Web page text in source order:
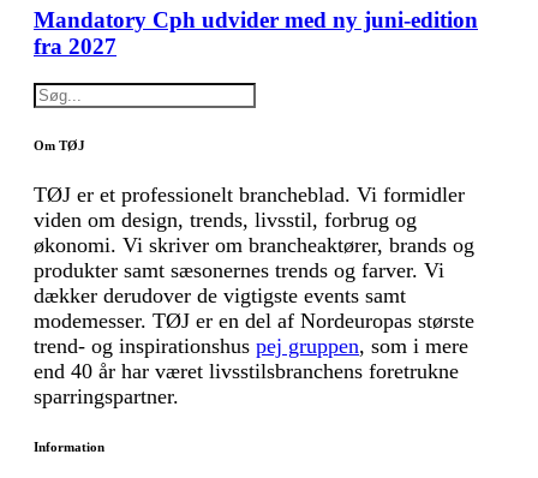
Mandatory Cph udvider med ny juni-edition
fra 2027
Om TØJ
TØJ er et professionelt brancheblad. Vi formidler
viden om design, trends, livsstil, forbrug og
økonomi. Vi skriver om brancheaktører, brands og
produkter samt sæsonernes trends og farver. Vi
dækker derudover de vigtigste events samt
modemesser. TØJ er en del af Nordeuropas største
trend- og inspirationshus pej gruppen, som i mere
end 40 år har været livsstilsbranchens foretrukne
sparringspartner.
Information